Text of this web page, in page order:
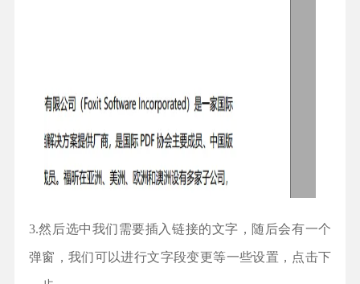
3.然后选中我们需要插入链接的文字，随后会有一个
弹窗，我们可以进行文字段变更等一些设置，点击下